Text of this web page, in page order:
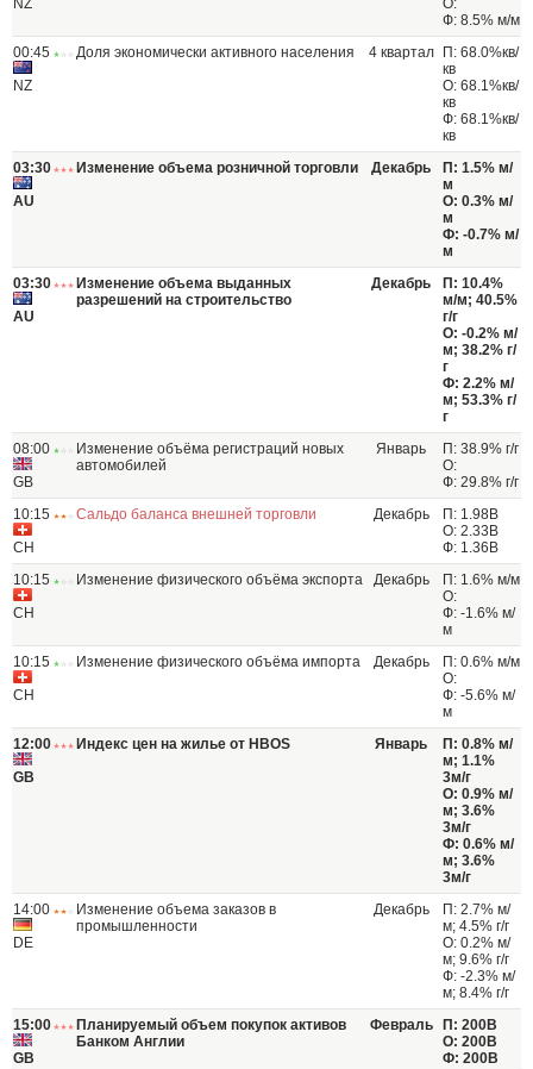
NZ
О:
Ф: 8.5% м/м
00:45
NZ
Доля экономически активного населения 4 квартал
П: 68.0%кв/
кв
О: 68.1%кв/
кв
Ф: 68.1%кв/
кв
03:30
AU
Изменение объема розничной торговли Декабрь
П: 1.5% м/
м
О: 0.3% м/
м
Ф: -0.7% м/
м
03:30
AU
Изменение объема выданных
разрешений на строительство
Декабрь
П: 10.4%
м/м; 40.5%
г/г
О: -0.2% м/
м; 38.2% г/
г
Ф: 2.2% м/
м; 53.3% г/
г
08:00
GB
Изменение объёма регистраций новых
автомобилей
Январь
П: 38.9% г/г
О:
Ф: 29.8% г/г
10:15
CH
Сальдо баланса внешней торговли Декабрь
П: 1.98B
О: 2.33B
Ф: 1.36B
10:15
CH
Изменение физического объёма экспорта Декабрь
П: 1.6% м/м
О:
Ф: -1.6% м/
м
10:15
CH
Изменение физического объёма импорта Декабрь
П: 0.6% м/м
О:
Ф: -5.6% м/
м
12:00
GB
Индекс цен на жилье от HBOS Январь
П: 0.8% м/
м; 1.1%
3м/г
О: 0.9% м/
м; 3.6%
3м/г
Ф: 0.6% м/
м; 3.6%
3м/г
14:00
DE
Изменение объема заказов в
промышленности
Декабрь
П: 2.7% м/
м; 4.5% г/г
О: 0.2% м/
м; 9.6% г/г
Ф: -2.3% м/
м; 8.4% г/г
15:00
GB
Планируемый объем покупок активов
Банком Англии
Февраль
П: 200B
О: 200B
Ф: 200B